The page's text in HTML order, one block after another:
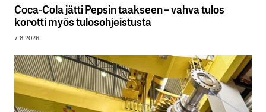
Coca-Cola jätti Pepsin taakseen – vahva tulos
korotti myös tulosohjeistusta
7.8.2026